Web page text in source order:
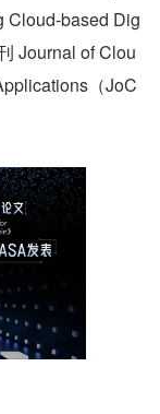
Cloud-based Dig
Journal of Clou
（JoC